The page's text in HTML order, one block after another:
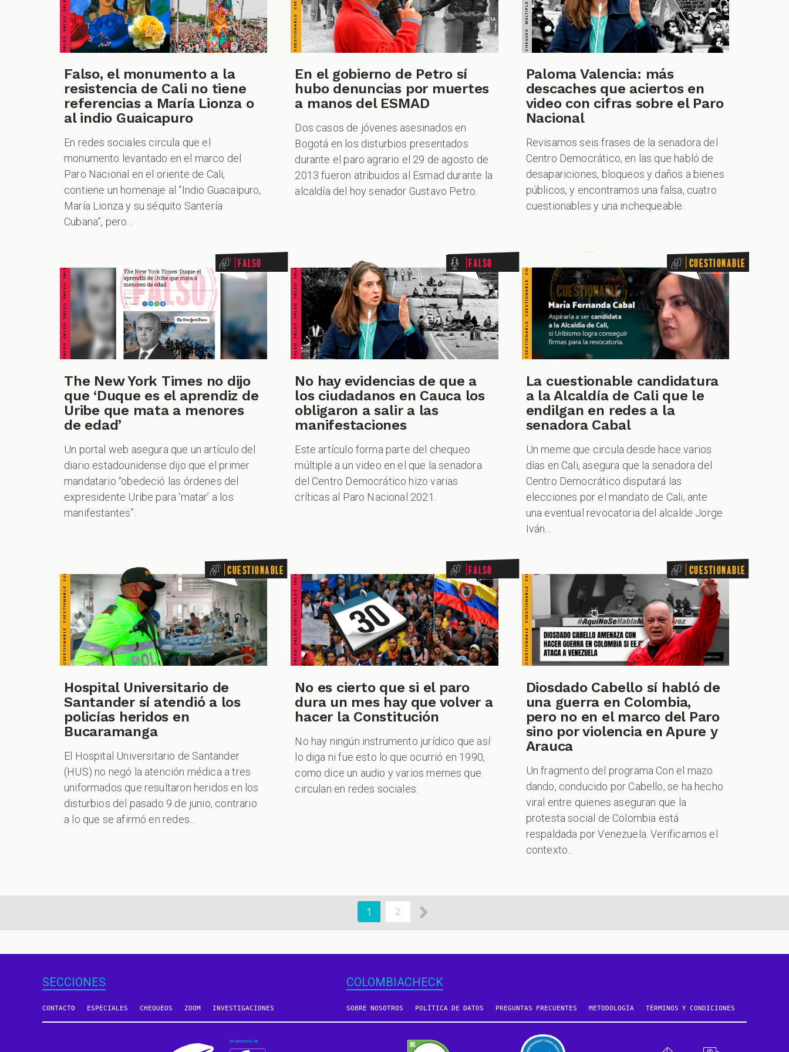
Falso, el monumento a la
resistencia de Cali no tiene
referencias a María Lionza o
al indio Guaicapuro
En redes sociales circula que el
monumento levantado en el marco del
Paro Nacional en el oriente de Cali,
contiene un homenaje al “Indio Guacaipuro,
María Lionza y su séquito Santería
Cubana”, pero...
En el gobierno de Petro sí
hubo denuncias por muertes
a manos del ESMAD
Dos casos de jóvenes asesinados en
Bogotá en los disturbios presentados
durante el paro agrario el 29 de agosto de
2013 fueron atribuidos al Esmad durante la
alcaldía del hoy senador Gustavo Petro.
Paloma Valencia: más
descaches que aciertos en
video con cifras sobre el Paro
Nacional
Revisamos seis frases de la senadora del
Centro Democrático, en las que habló de
desapariciones, bloqueos y daños a bienes
públicos, y encontramos una falsa, cuatro
cuestionables y una inchequeable.
FALSO FALSO FALSO FALSO FALSO FALSO FALSO Falso
The New York Times no dijo
que ‘Duque es el aprendiz de
Uribe que mata a menores
de edad’
Un portal web asegura que un artículo del
diario estadounidense dijo que el primer
mandatario “obedeció las órdenes del
expresidente Uribe para ‘matar’ a los
manifestantes”.
FALSO FALSO FALSO FALSO FALSO FALSO FALSO Falso
No hay evidencias de que a
los ciudadanos en Cauca los
obligaron a salir a las
manifestaciones
Este artículo forma parte del chequeo
múltiple a un video en el que la senadora
del Centro Democrático hizo varias
críticas al Paro Nacional 2021.
CUESTIONABLE CUESTIONABLE CUESTIONABLE CUESTIONABLE CUESTIONABLE CUESTIONABLE CUESTIONABLE Cuestionable
La cuestionable candidatura
a la Alcaldía de Cali que le
endilgan en redes a la
senadora Cabal
Un meme que circula desde hace varios
días en Cali, asegura que la senadora del
Centro Democrático disputará las
elecciones por el mandato de Cali, ante
una eventual revocatoria del alcalde Jorge
Iván...
CUESTIONABLE CUESTIONABLE CUESTIONABLE CUESTIONABLE CUESTIONABLE CUESTIONABLE CUESTIONABLE Cuestionable
Hospital Universitario de
Santander sí atendió a los
policías heridos en
Bucaramanga
El Hospital Universitario de Santander
(HUS) no negó la atención médica a tres
uniformados que resultaron heridos en los
disturbios del pasado 9 de junio, contrario
a lo que se afirmó en redes...
FALSO FALSO FALSO FALSO FALSO FALSO FALSO Falso
No es cierto que si el paro
dura un mes hay que volver a
hacer la Constitución
No hay ningún instrumento jurídico que así
lo diga ni fue esto lo que ocurrió en 1990,
como dice un audio y varios memes que
circulan en redes sociales.
CUESTIONABLE CUESTIONABLE CUESTIONABLE CUESTIONABLE CUESTIONABLE CUESTIONABLE CUESTIONABLE Cuestionable
Diosdado Cabello sí habló de
una guerra en Colombia,
pero no en el marco del Paro
sino por violencia en Apure y
Arauca
Un fragmento del programa Con el mazo
dando, conducido por Cabello, se ha hecho
viral entre quienes aseguran que la
protesta social de Colombia está
respaldada por Venezuela. Verificamos el
contexto...
Página
actual
1 Page
2
Siguiente
SECCIONES
CONTACTO ESPECIALES CHEQUEOS ZOOM INVESTIGACIONES
COLOMBIACHECK
SOBRE NOSOTROS POLÍTICA DE DATOS PREGUNTAS FRECUENTES METODOLOGÍA TÉRMINOS Y CONDICIONES
Un proyecto de